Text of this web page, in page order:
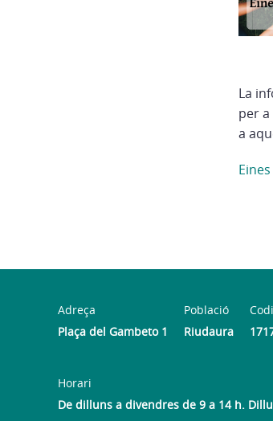
La
per
a
Adreça
Plaça del Gambeto 1
Població
Riudaura
Horari
De dilluns a divendres de 9 a 14 h.